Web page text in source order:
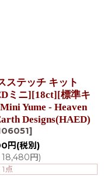
ステッチ キット
ミニ][18ct][標準キ
Yume - Heaven
Designs(HAED)
]
円 (税別)
18,480円)
点